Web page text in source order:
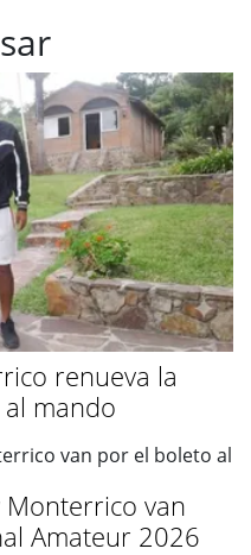
renueva la
mando
Monterrico van
Amateur 2026